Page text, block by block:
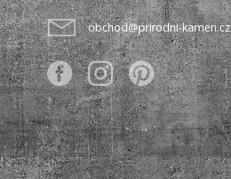
obchod@prirodni-kamen.cz